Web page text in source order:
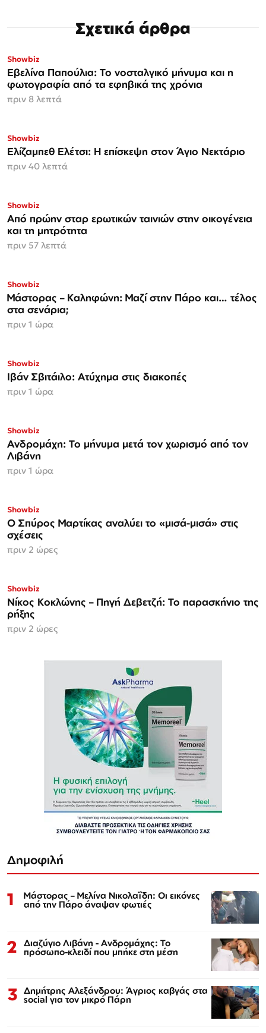
Σχετικά άρθρα
Showbiz
Εβελίνα Παπούλια: Το νοσταλγικό μήνυμα και η
φωτογραφία από τα εφηβικά της χρόνια
πριν 8 λεπτά
Showbiz
Ελίζαμπεθ Ελέτσι: Η επίσκεψη στον Άγιο Νεκτάριο
πριν 40 λεπτά
Showbiz
Από πρώην σταρ ερωτικών ταινιών στην οικογένεια
και τη μητρότητα
πριν 57 λεπτά
Showbiz
Μάστορας – Καληφώνη: Μαζί στην Πάρο και… τέλος
στα σενάρια;
πριν 1 ώρα
Showbiz
Ιβάν Σβιτάιλο: Ατύχημα στις διακοπές
πριν 1 ώρα
Showbiz
Ανδρομάχη: Το μήνυμα μετά τον χωρισμό από τον
Λιβάνη
πριν 1 ώρα
Showbiz
Ο Σπύρος Μαρτίκας αναλύει το «μισά-μισά» στις
σχέσεις
πριν 2 ώρες
Showbiz
Νίκος Κοκλώνης – Πηγή Δεβετζή: Το παρασκήνιο της
ρήξης
πριν 2 ώρες
Δημοφιλή
1 Μάστορας – Μελίνα Νικολαΐδη: Οι εικόνες
από την Πάρο άναψαν φωτιές
2 Διαζύγιο Λιβάνη - Ανδρομάχης: Το
πρόσωπο-κλειδί που μπήκε στη μέση
3 Δημήτρης Αλεξάνδρου: Άγριος καβγάς στα
social για τον μικρό Πάρη